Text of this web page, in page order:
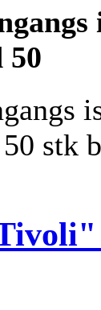
50
stk